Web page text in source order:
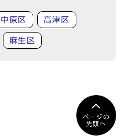
中原区 高津区
麻生区
ページの
先頭へ